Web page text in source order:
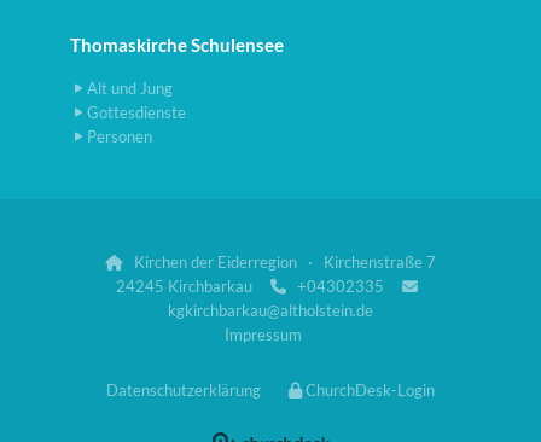
Thomaskirche Schulensee
Alt und Jung
Gottesdienste
Personen

Kirchen der Eiderregion · Kirchenstraße 7
24245 Kirchbarkau
 +04302335 
kgkirchbarkau@altholstein.de
Impressum
Datenschutzerklärung ChurchDesk-Login